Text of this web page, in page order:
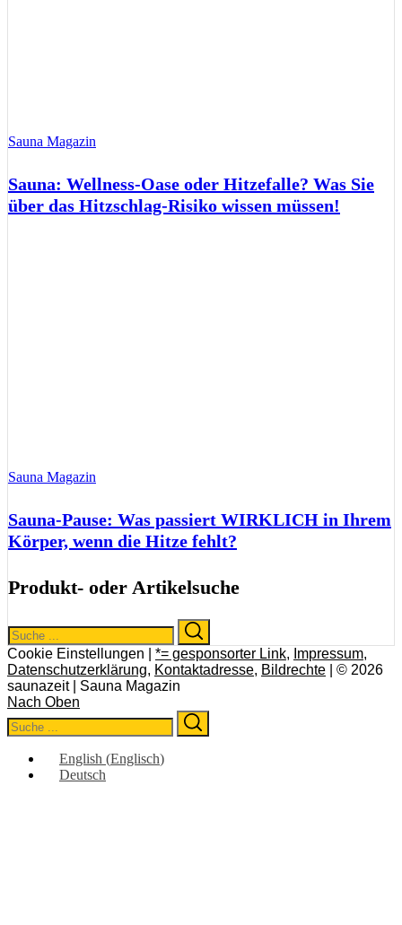
Sauna Magazin
Sauna: Wellness-Oase oder Hitzefalle? Was Sie
über das Hitzschlag-Risiko wissen müssen!
Sauna Magazin
Sauna-Pause: Was passiert WIRKLICH in Ihrem
Körper, wenn die Hitze fehlt?
Produkt- oder Artikelsuche
Search
for:
Cookie Einstellungen | *= gesponsorter Link, Impressum,
Datenschutzerklärung, Kontaktadresse, Bildrechte | © 2026
saunazeit | Sauna Magazin
Nach Oben
Search
for:
English (Englisch)
Deutsch